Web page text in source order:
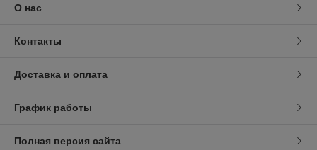
О нас
Контакты
Доставка и оплата
График работы
Полная версия сайта